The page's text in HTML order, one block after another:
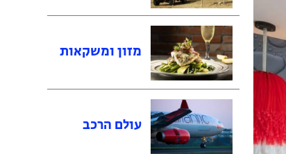
מזון ומשקאות
עולם הרכב